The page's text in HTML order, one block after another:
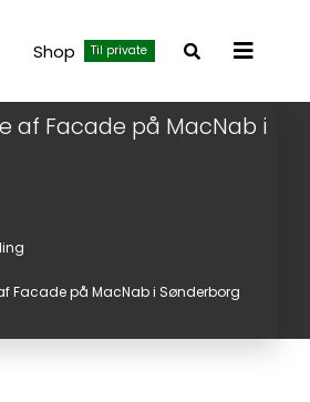
Shop Til private
Toggle
af Facade på MacNab i
Facade på MacNab i Sønderborg